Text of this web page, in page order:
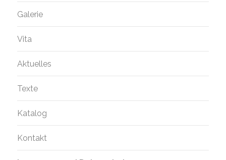
Galerie
Vita
Aktuelles
Texte
Katalog
Kontakt